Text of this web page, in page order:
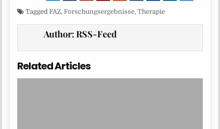
TaggedFAZ,Forschungsergebnisse,Therapie
Author:RSS-Feed
Related Articles